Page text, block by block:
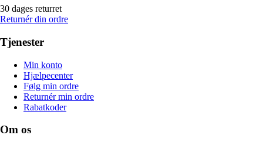
30 dages returret
Returnér din ordre
Tjenester
Min konto
Hjælpecenter
Følg min ordre
Returnér min ordre
Rabatkoder
Om os